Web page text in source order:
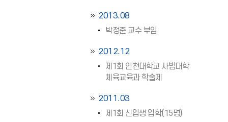
2013.08
박정준 교수 부임
2012.12
제1회 인천대학교 사범대학
체육교육과 학술제
2011.03
제1회 신입생 입학(15명)